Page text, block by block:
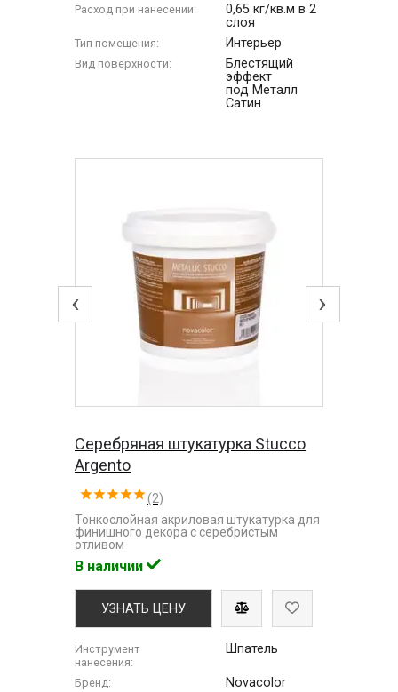
Расход при нанесении:
0,65 кг/кв.м в 2
слоя
Тип помещения: Интерьер
Вид поверхности:
Блестящий
эффект
под Металл
Сатин
‹ ›
Серебряная штукатурка Stucco
Argento
(2)
Тонкослойная акриловая штукатурка для
финишного декора с серебристым
отливом
В наличии
УЗНАТЬ ЦЕНУ
Инструмент
нанесения:
Шпатель
Бренд: Novacolor